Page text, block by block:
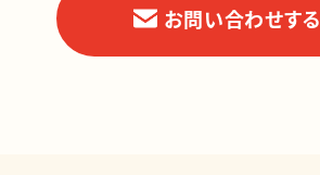
お問い合わせする